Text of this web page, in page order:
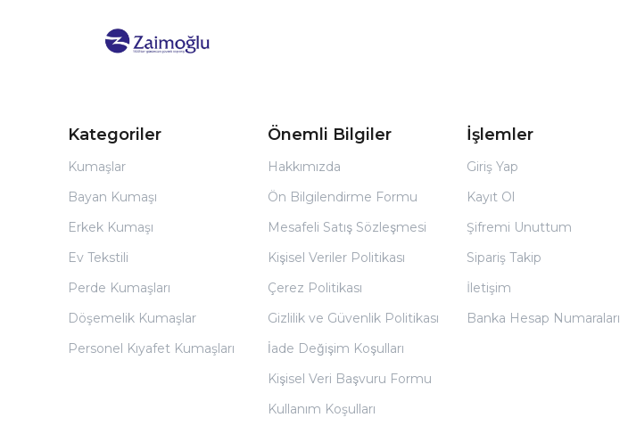
Kategoriler
Kumaşlar
Bayan Kumaşı
Erkek Kumaşı
Ev Tekstili
Perde Kumaşları
Döşemelik Kumaşlar
Personel Kıyafet Kumaşları
Önemli Bilgiler
Hakkımızda
Ön Bilgilendirme Formu
Mesafeli Satış Sözleşmesi
Kişisel Veriler Politikası
Çerez Politikası
Gizlilik ve Güvenlik Politikası
İade Değişim Koşulları
Kişisel Veri Başvuru Formu
Kullanım Koşulları
İşlemler
Giriş Yap
Kayıt Ol
Şifremi Unuttum
Sipariş Takip
İletişim
Banka Hesap Numaraları